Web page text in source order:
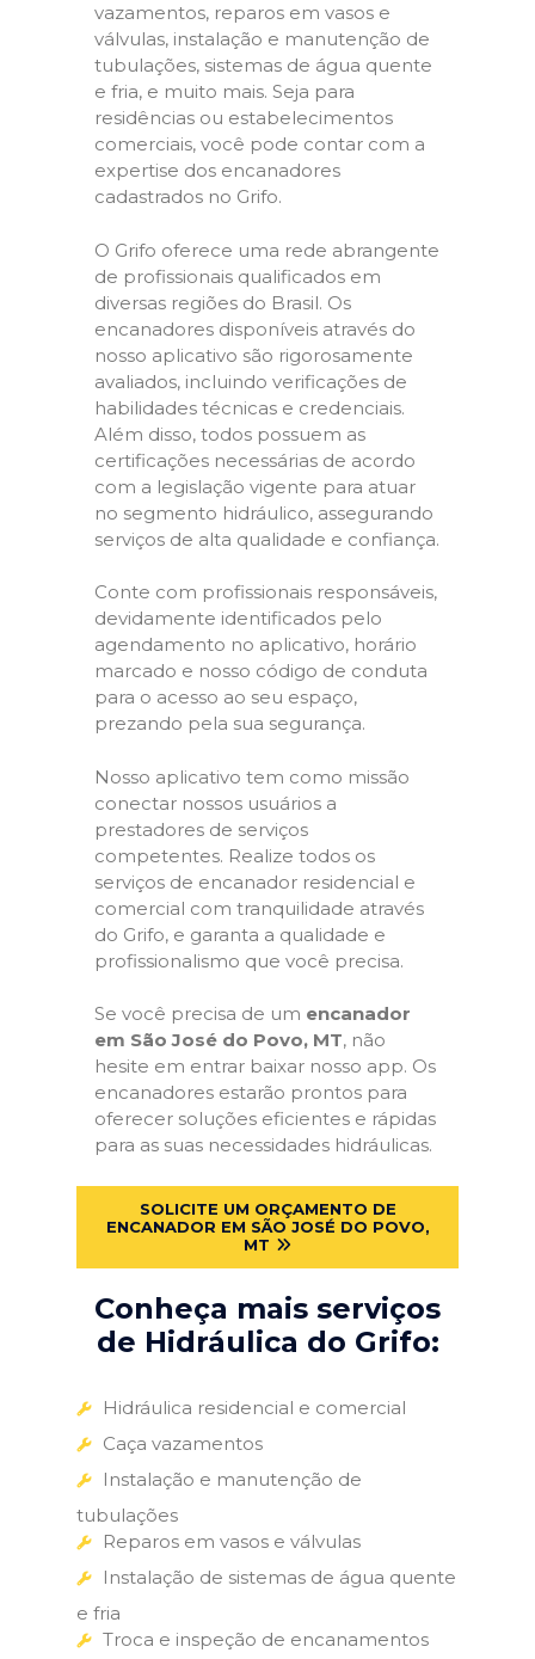
vazamentos, reparos em vasos e
válvulas, instalação e manutenção de
tubulações, sistemas de água quente
e fria, e muito mais. Seja para
residências ou estabelecimentos
comerciais, você pode contar com a
expertise dos encanadores
cadastrados no Grifo.
O Grifo oferece uma rede abrangente
de profissionais qualificados em
diversas regiões do Brasil. Os
encanadores disponíveis através do
nosso aplicativo são rigorosamente
avaliados, incluindo verificações de
habilidades técnicas e credenciais.
Além disso, todos possuem as
certificações necessárias de acordo
com a legislação vigente para atuar
no segmento hidráulico, assegurando
serviços de alta qualidade e confiança.
Conte com profissionais responsáveis,
devidamente identificados pelo
agendamento no aplicativo, horário
marcado e nosso código de conduta
para o acesso ao seu espaço,
prezando pela sua segurança.
Nosso aplicativo tem como missão
conectar nossos usuários a
prestadores de serviços
competentes. Realize todos os
serviços de encanador residencial e
comercial com tranquilidade através
do Grifo, e garanta a qualidade e
profissionalismo que você precisa.
Se você precisa de um encanador
em São José do Povo, MT, não
hesite em entrar baixar nosso app. Os
encanadores estarão prontos para
oferecer soluções eficientes e rápidas
para as suas necessidades hidráulicas.
SOLICITE UM ORÇAMENTO DE
ENCANADOR EM SÃO JOSÉ DO POVO,
MT
Conheça mais serviços
de Hidráulica do Grifo:
Hidráulica residencial e comercial
Caça vazamentos
Instalação e manutenção de
tubulações
Reparos em vasos e válvulas
Instalação de sistemas de água quente
e fria
Troca e inspeção de encanamentos